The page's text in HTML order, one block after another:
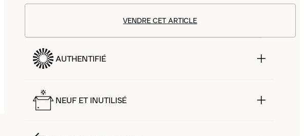
VENDRE CET ARTICLE
AUTHENTIFIÉ
NEUF ET INUTILISÉ